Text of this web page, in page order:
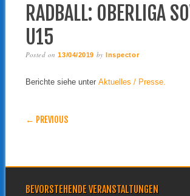
RADBALL: OBERLIGA
U15
Posted on13/04/2019 by Inspector
Berichte siehe unter Aktuelles / Presse.
POST NAVIGATION
← PREVIOUS
BEVORSTEHENDE VERANSTALTUNGEN